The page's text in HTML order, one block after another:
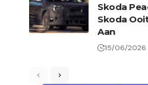
Skoda
Skoda
Aan
15/06/2026